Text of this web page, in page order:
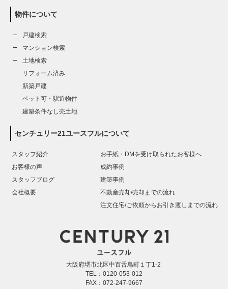
物件について
戸建検索
マンション検索
土地検索
リフォーム済み
新築戸建
ペット可・駅近物件
建築条件なし売土地
センチュリー21ユースフルについて
スタッフ紹介
お客様の声
スタッフブログ
会社概要
お手紙・DMを受け取られたお客様へ
成約事例
建築事例
不動産売却/売却までの流れ
注文住宅/ご依頼からお引き渡しまでの流れ
大阪府堺市北区中百舌鳥町１丁1-2
TEL：0120-053-012
FAX：072-247-9667